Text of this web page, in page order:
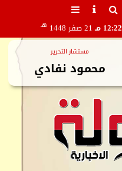
12:22 مـ 21 صفر 1448 هـ
مستشار التحرير
محمود نفادي